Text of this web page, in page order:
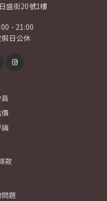
盛街20號1樓
- 21:00
日公休
款
題